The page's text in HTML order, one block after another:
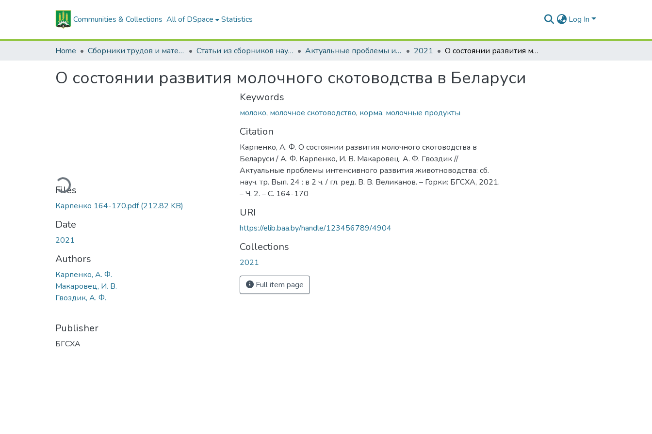
Communities & Collections All of DSpace Statistics Log In
Home Сборники трудов и материалов конференций Статьи из сборников научных трудов Актуальные проблемы интенсивного развития животноводства: сб. науч. тр. 2021 О состоянии развития молочного скотоводства в Беларуси
О состоянии развития молочного скотоводства в Беларуси
Loading...
Files
Карпенко 164-170.pdf(212.82 KB)
Date
2021
Authors
Карпенко, А. Ф.
Макаровец, И. В.
Гвоздик, А. Ф.
Publisher
БГСХА
Keywords
молоко, молочное скотоводство, корма, молочные продукты
Citation
Карпенко, А. Ф. О состоянии развития молочного скотоводства в
Беларуси / А. Ф. Карпенко, И. В. Макаровец, А. Ф. Гвоздик //
Актуальные проблемы интенсивного развития животноводства: сб.
науч. тр. Вып. 24 : в 2 ч. / гл. ред. В. В. Великанов. – Горки: БГСХА, 2021.
– Ч. 2. – С. 164-170
URI
https://elib.baa.by/handle/123456789/4904
Collections
2021
Full item page